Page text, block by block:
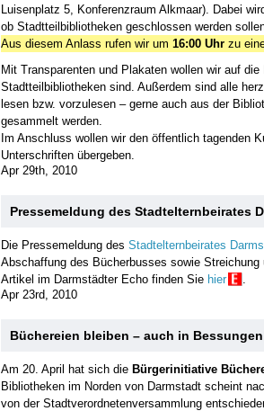
Luisenplatz 5, Konferenzraum Alkmaar). Dabei
ob Stadtteilbibliotheken geschlossen werden
Aus diesem Anlass rufen wir um 16:00 Uhr zu
Mit Transparenten und Plakaten wollen wir auf
Stadtteilbibliotheken sind. Außerdem sind alle
lesen bzw. vorzulesen – gerne auch aus der
gesammelt werden.
Im Anschluss wollen wir den öffentlich tagenden
Unterschriften übergeben.
Apr 29th, 2010
Pressemeldung des Stadtelternbeirates
Die Pressemeldung des Stadtelternbeirates
Abschaffung des Bücherbusses sowie
Artikel im Darmstädter Echo finden Sie hier
.
Apr 23rd, 2010
Büchereien bleiben – auch in
Am 20. April hat sich die Bürgerinitiative
Bibliotheken im Norden von Darmstadt scheint
von der Stadtverordnetenversammlung